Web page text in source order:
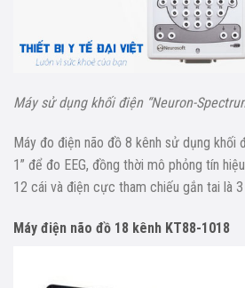
Máy sử dụng khối điện “Neuron-
Máy đo điện não đồ 8 kênh sử dụng khối
1” để đo EEG, đồng thời mô phỏng tín
12 cái và điện cực tham chiếu gắn tai là 3
Máy điện não đồ 18 kênh KT88-1018